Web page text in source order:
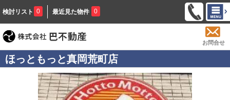
検討リスト 0 最近見た物件 0
お問合せ
ほっともっと真岡荒町店